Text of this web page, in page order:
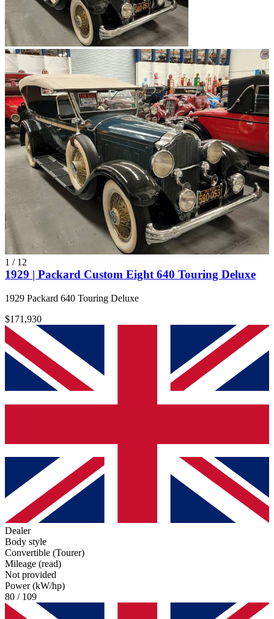
1 / 12
1929 | Packard Custom Eight 640 Touring Deluxe
1929 Packard 640 Touring Deluxe
$171,930
Dealer
Body style
Convertible (Tourer)
Mileage (read)
Not provided
Power (kW/hp)
80 / 109